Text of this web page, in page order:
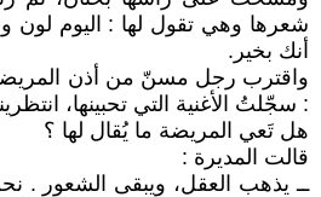
شعرها وهي تقول لها : اليوم
أنك بخير.
واقترب رجل مسنّ من أذن
: سجّلتُ الأغنية التي تحبينها،
هل تَعي المريضة ما يُقال لها ؟
قالت المديرة :
ــ يذهب العقل، ويبقى الشعور .